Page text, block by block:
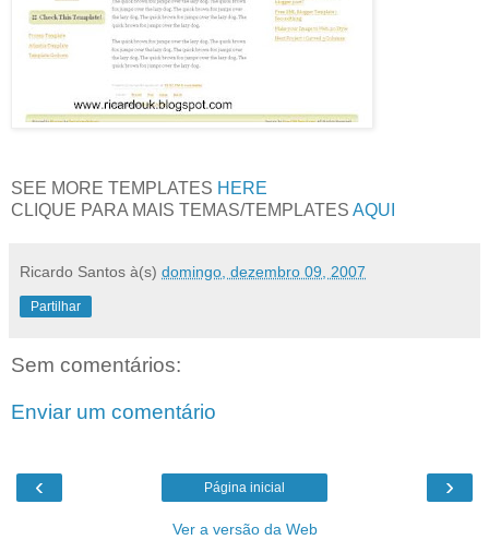
SEE MORE TEMPLATES HERE
CLIQUE PARA MAIS TEMAS/TEMPLATES AQUI
Ricardo Santos à(s) domingo, dezembro 09, 2007
Partilhar
Sem comentários:
Enviar um comentário
‹ ›
Página inicial
Ver a versão da Web